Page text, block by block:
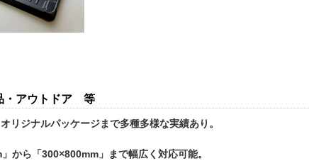
・アウトドア 等
リジナルパッケージまで多種多様な実績あり。
から「300×800mm」まで幅広く対応可能。